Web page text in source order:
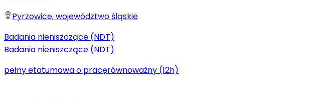
Pyrzowice, województwo śląskie
Badania nieniszczące (NDT)
Badania nieniszczące (NDT)
pełny etatumowa o pracęrównoważny (12h)